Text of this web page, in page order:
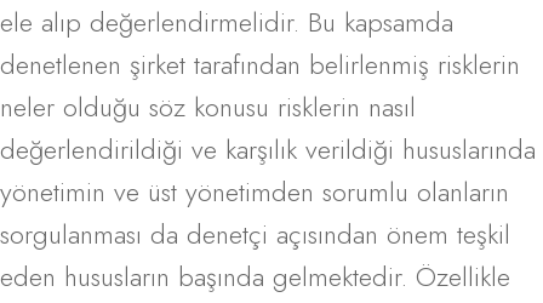
ele alıp değerlendirmelidir. Bu kapsamda
denetlenen şirket tarafından belirlenmiş risklerin
neler olduğu söz konusu risklerin nasıl
değerlendirildiği ve karşılık verildiği hususlarında
yönetimin ve üst yönetimden sorumlu olanların
sorgulanması da denetçi açısından önem teşkil
eden hususların başında gelmektedir. Özellikle